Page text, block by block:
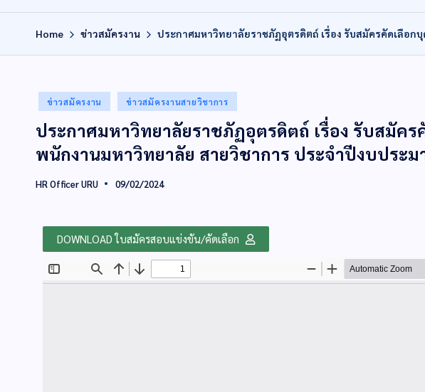
Home ข่าวสมัครงาน ประกาศมหาวิทยาลัยราชภัฏอุตรดิตถ์ เรื่อง รับสมัครคัดเลือก
ข่าวสมัครงาน ข่าวสมัครงานสายวิชาการ
ประกาศมหาวิทยาลัยราชภัฏอุตรดิตถ์ เรื่อง รับสมัค
พนักงานมหาวิทยาลัย สายวิชาการ ประจำปีงบประ
HR Officer URU 09/02/2024
DOWNLOAD ใบสมัครสอบแข่งขัน/คัดเลือก